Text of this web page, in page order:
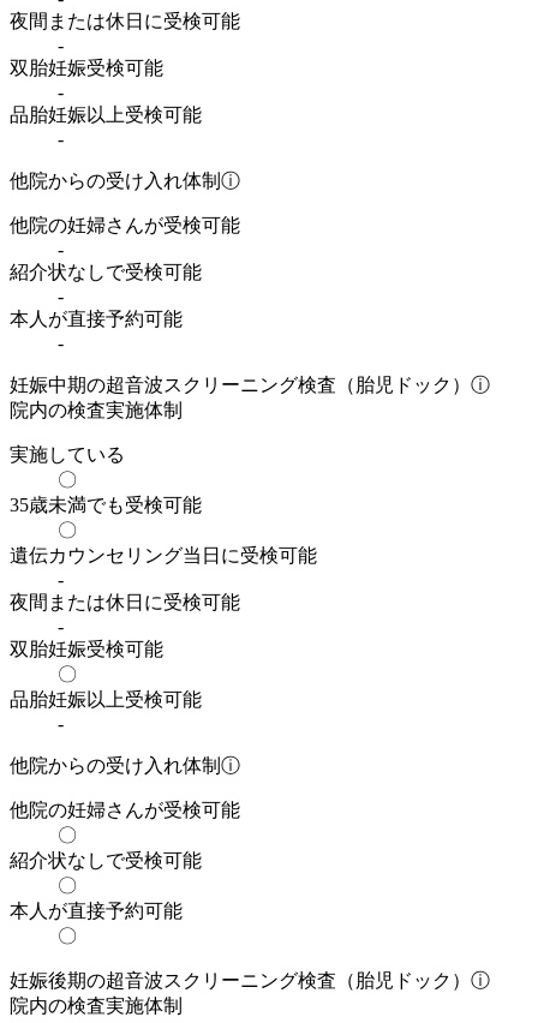
夜間または休日に受検可能
-
双胎妊娠受検可能
-
品胎妊娠以上受検可能
-
他院からの受け入れ体制 ⓘ
他院の妊婦さんが受検可能
-
紹介状なしで受検可能
-
本人が直接予約可能
-
妊娠中期の超音波スクリーニング検査（胎児ドック） ⓘ
院内の検査実施体制
実施している
〇
35歳未満でも受検可能
〇
遺伝カウンセリング当日に受検可能
-
夜間または休日に受検可能
-
双胎妊娠受検可能
〇
品胎妊娠以上受検可能
-
他院からの受け入れ体制 ⓘ
他院の妊婦さんが受検可能
〇
紹介状なしで受検可能
〇
本人が直接予約可能
〇
妊娠後期の超音波スクリーニング検査（胎児ドック） ⓘ
院内の検査実施体制